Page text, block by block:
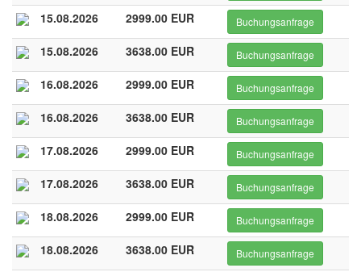
15.08.2026 2999.00 EUR Buchungsanfrage
15.08.2026 3638.00 EUR Buchungsanfrage
16.08.2026 2999.00 EUR Buchungsanfrage
16.08.2026 3638.00 EUR Buchungsanfrage
17.08.2026 2999.00 EUR Buchungsanfrage
17.08.2026 3638.00 EUR Buchungsanfrage
18.08.2026 2999.00 EUR Buchungsanfrage
18.08.2026 3638.00 EUR Buchungsanfrage